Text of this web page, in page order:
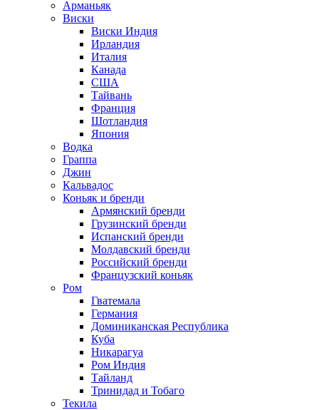
Арманьяк
Виски
Виски Индия
Ирландия
Италия
Канада
США
Тайвань
Франция
Шотландия
Япония
Водка
Граппа
Джин
Кальвадос
Коньяк и бренди
Армянский бренди
Грузинский бренди
Испанский бренди
Молдавский бренди
Российский бренди
Французский коньяк
Ром
Гватемала
Германия
Доминиканская Республика
Куба
Никарагуа
Ром Индия
Тайланд
Тринидад и Тобаго
Текила